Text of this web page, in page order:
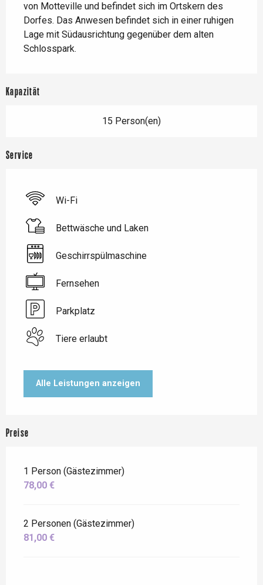
von Motteville und befindet sich im Ortskern des
Dorfes. Das Anwesen befindet sich in einer ruhigen
Lage mit Südausrichtung gegenüber dem alten
Schlosspark.
Kapazität
15 Person(en)
Service
Wi-Fi
Bettwäsche und Laken
Geschirrspülmaschine
Fernsehen
Parkplatz
Tiere erlaubt
Alle Leistungen anzeigen
Preise
1 Person (Gästezimmer)
78,00 €
2 Personen (Gästezimmer)
81,00 €